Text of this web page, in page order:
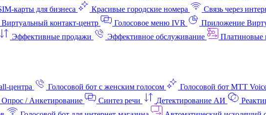
карты для бизнеса Красивые городские номера Связь через
Виртуальный контакт‑центр Голосовое меню IVR Приложение
Эффективные продажи Эффективное обслуживание Платиновые
центра Голосовой бот с женским голосом Голосовой бот МТТ
Опрос / Анкетирование Синтез речи Детектирование АИ